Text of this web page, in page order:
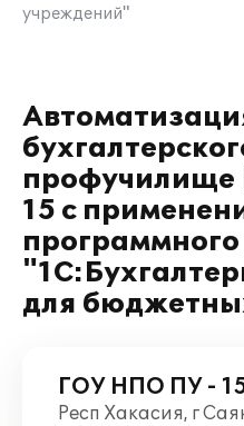
учреждений"
15 с
для
ГОУ НПО ПУ -
Респ Хакасия, г